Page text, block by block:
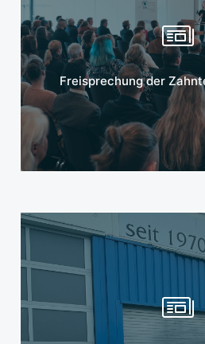
Freisprechung der
Mehr erfahren
Mehr erfahren